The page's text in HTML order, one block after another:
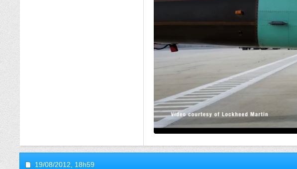
19/08/2012, 18h59